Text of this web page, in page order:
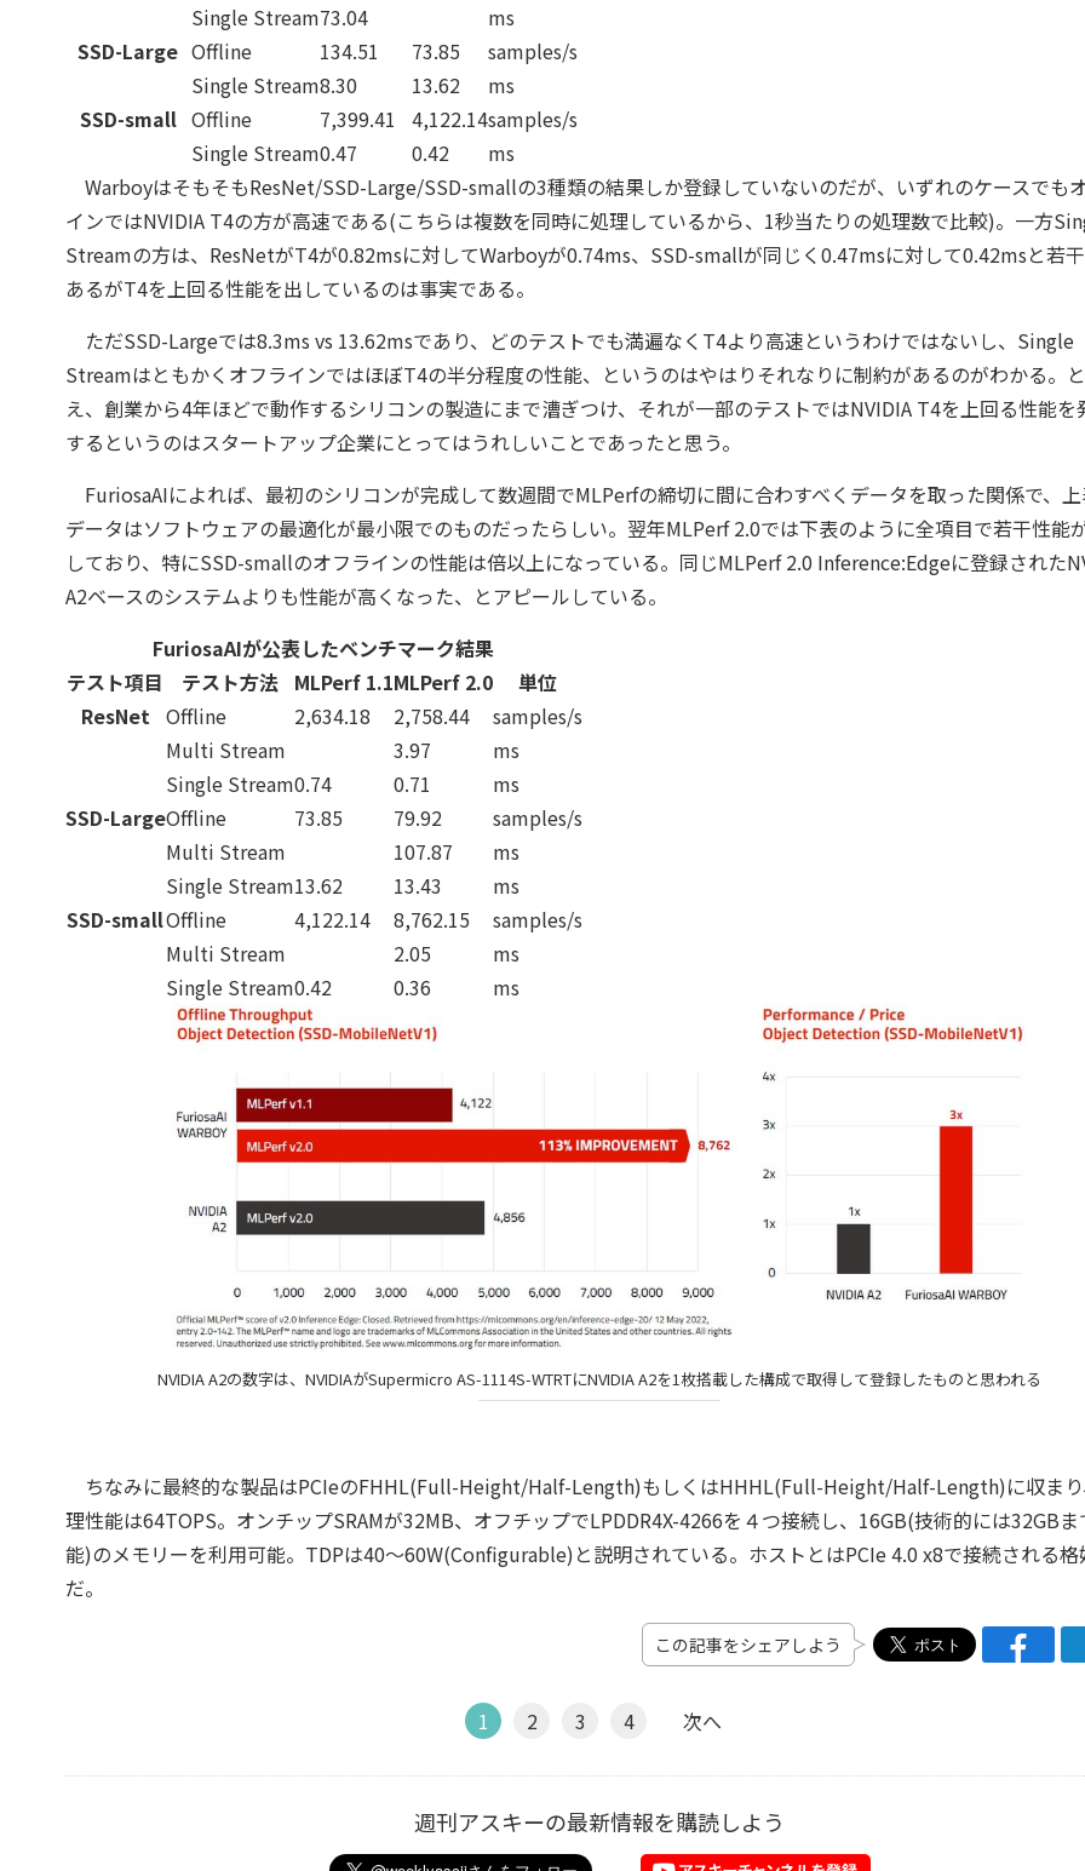
Single Stream73.04
ms
SSD-Large Offline 134.51 73.85
samples/s
Single Stream8.30 13.62
ms
SSD-small Offline 7,399.41 4,122.14samples/s
Single Stream0.47 0.42
ms
WarboyはそもそもResNet/SSD-Large/SSD-smallの3種類の結果しか登録していないのだが、いずれのケースでも
インではNVIDIA T4の方が高速である(こちらは複数を同時に処理しているから、1秒当たりの処理数で比較)。一方
Streamの方は、ResNetがT4が0.82msに対してWarboyが0.74ms、SSD-smallが同じく0.47msに対して0.42msと若
あるがT4を上回る性能を出しているのは事実である。
ただSSD-Largeでは8.3ms vs 13.62msであり、どのテストでも満遍なくT4より高速というわけではないし、Single
StreamはともかくオフラインではほぼT4の半分程度の性能、というのはやはりそれなりに制約があるのがわかる。
え、創業から4年ほどで動作するシリコンの製造にまで漕ぎつけ、それが一部のテストではNVIDIA T4を上回る性能を
するというのはスタートアップ企業にとってはうれしいことであったと思う。
FuriosaAIによれば、最初のシリコンが完成して数週間でMLPerfの締切に間に合わすべくデータを取った関係で、
データはソフトウェアの最適化が最小限でのものだったらしい。翌年MLPerf 2.0では下表のように全項目で若干性能
しており、特にSSD-smallのオフラインの性能は倍以上になっている。同じMLPerf 2.0 Inference:Edgeに登録された
A2ベースのシステムよりも性能が高くなった、とアピールしている。
FuriosaAIが公表したベンチマーク結果
テスト項目
テスト方法 MLPerf 1.1MLPerf 2.0
単位
ResNet Offline 2,634.18 2,758.44
samples/s
Multi Stream
3.97
ms
Single Stream0.74 0.71
ms
SSD-LargeOffline 73.85 79.92
samples/s
Multi Stream
107.87
ms
Single Stream13.62 13.43
ms
SSD-smallOffline 4,122.14 8,762.15
samples/s
Multi Stream
2.05
ms
Single Stream0.42 0.36 ms
NVIDIA A2の数字は、NVIDIAがSupermicro AS-1114S-WTRTにNVIDIA A2を1枚搭載した構成で取得して登録したものと思われる
ちなみに最終的な製品はPCIeのFHHL(Full-Height/Half-Length)もしくはHHHL(Full-Height/Half-Length)に収ま
理性能は64TOPS。オンチップSRAMが32MB、オフチップでLPDDR4X-4266を４つ接続し、16GB(技術的には32GBま
能)のメモリーを利用可能。TDPは40～60W(Configurable)と説明されている。ホストとはPCIe 4.0 x8で接続される格
だ。
この記事をシェアしよう
1 2 3 4 次へ
週刊アスキーの最新情報を購読しよう